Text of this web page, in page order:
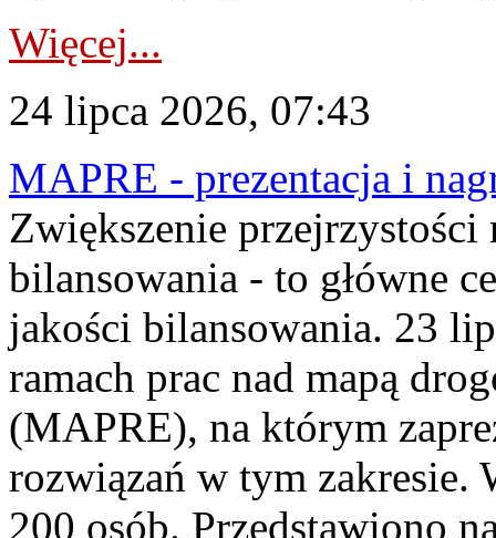
Więcej...
24 lipca 2026, 07:43
MAPRE - prezentacja i
Zwiększenie
bilansowania - to główne
jakości bilansowania. 23
ramach prac nad mapą
(MAPRE), na którym
rozwiązań w tym zakresie.
200 osób. Przedstawiono